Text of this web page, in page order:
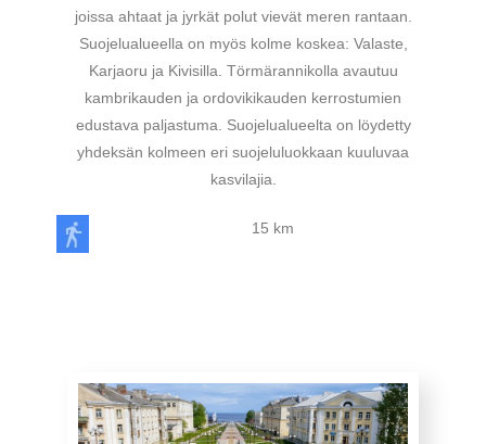
joissa ahtaat ja jyrkät polut vievät meren rantaan.
Suojelualueella on myös kolme koskea: Valaste,
Karjaoru ja Kivisilla. Törmärannikolla avautuu
kambrikauden ja ordovikikauden kerrostumien
edustava paljastuma. Suojelualueelta on löydetty
yhdeksän kolmeen eri suojeluluokkaan kuuluvaa
kasvilajia.
15 km